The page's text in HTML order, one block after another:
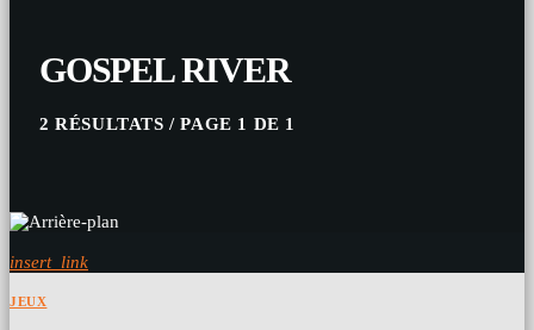
GOSPEL RIVER
2 RÉSULTATS / PAGE 1 DE 1
insert_link
JEUX